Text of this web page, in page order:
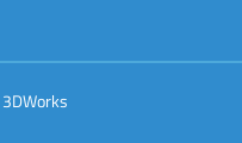
3DWorks